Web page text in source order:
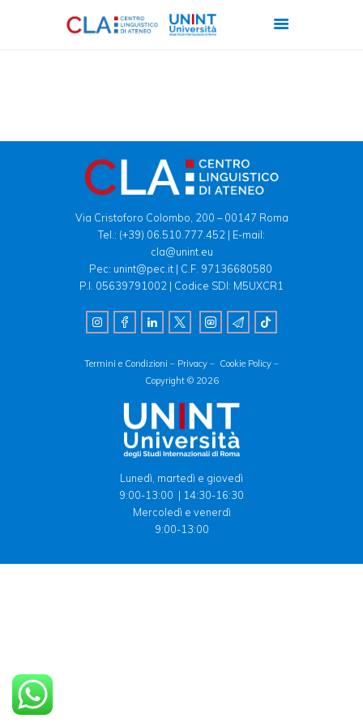
CORSI
CERTIFICAZIONI
ITALIANO PER
STRANIERI
FORMAZIONE
AZIENDALE
LAVORA CON NOI
Via Cristoforo Colombo, 200 – 00147 Roma
Tel.: (+39) 06.510.777.452 | E-mail:
cla@unint.eu
Pec: unint@pec.it | C.F. 97136680580
P.I. 05639791002 | Codice SDI: M5UXCR1
Termini e Condizioni – Privacy – Cookie Policy –
Copyright © 2026
Lunedì, martedì e giovedì
9:00-13:00 | 14:30-16:30
Mercoledì e venerdì
9:00-13:00